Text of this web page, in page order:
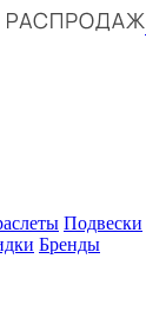
Подвески
Бренды